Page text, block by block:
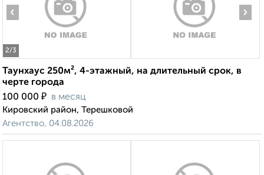
2/3
‹ ›
Таунхаус 250м², 4-этажный, на длительный срок, в
черте города
100 000 ₽ в месяц
Кировский район, Терешковой
Агентство, 04.08.2026